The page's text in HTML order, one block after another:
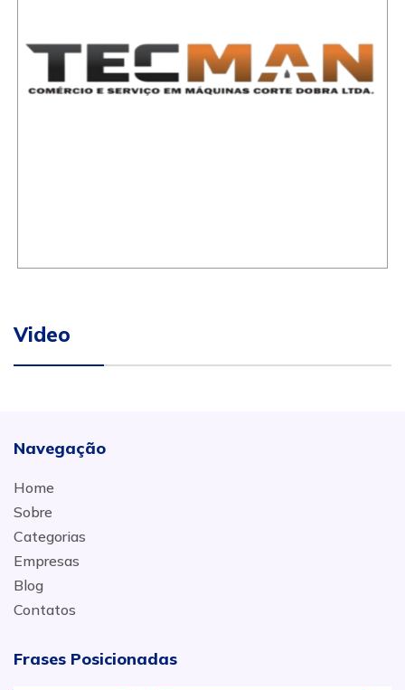
Video
Navegação
Home
Sobre
Categorias
Empresas
Blog
Contatos
Frases Posicionadas